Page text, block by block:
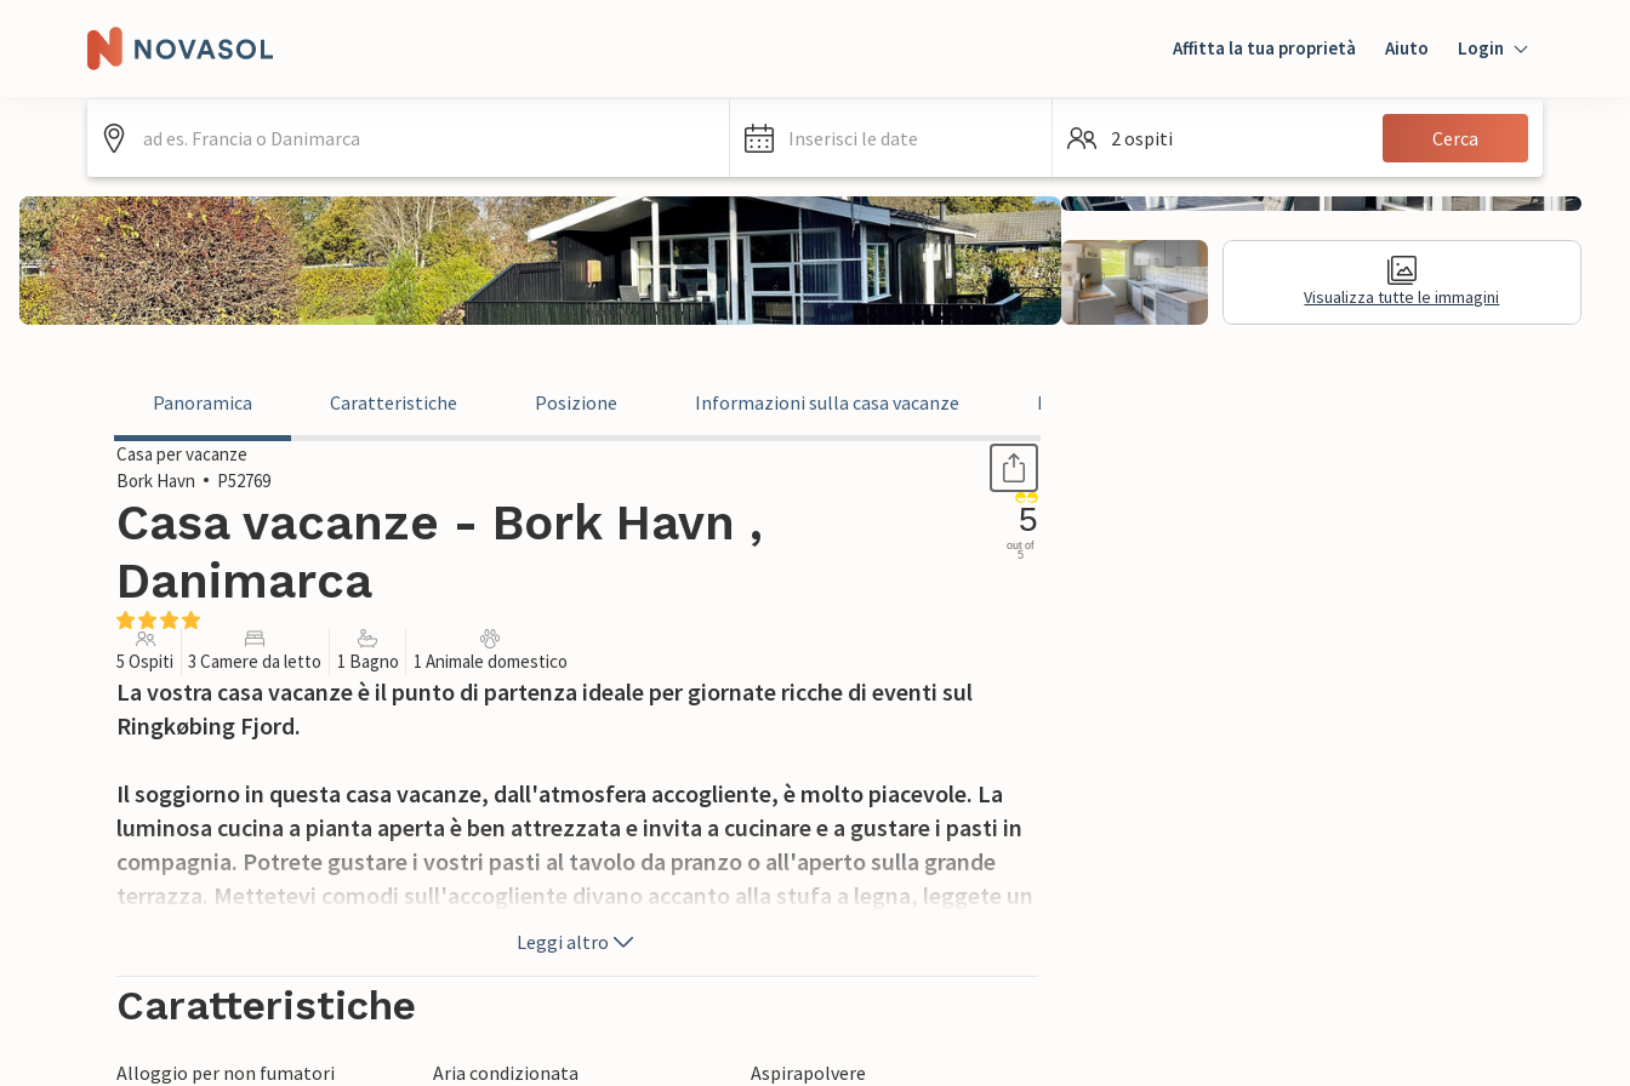
Affitta la tua proprietà Aiuto Login
Ospiti
Inserisci le date 2 ospiti Cerca
Visualizza tutte le immagini
Panoramica Caratteristiche Posizione Informazioni sulla casa vacanze Recensioni
Casa per vacanze
Bork Havn
P52769
Casa vacanze - Bork Havn ,
Danimarca
5
out of
5
5 Ospiti 3 Camere da letto 1 Bagno 1 Animale domestico
La vostra casa vacanze è il punto di partenza ideale per giornate ricche di eventi sul
Ringkøbing Fjord.
Il soggiorno in questa casa vacanze, dall'atmosfera accogliente, è molto piacevole. La
luminosa cucina a pianta aperta è ben attrezzata e invita a cucinare e a gustare i pasti in
compagnia. Potrete gustare i vostri pasti al tavolo da pranzo o all'aperto sulla grande
terrazza. Mettetevi comodi sull'accogliente divano accanto alla stufa a legna, leggete un
libro o godetevi la vista sul verde giardino. Dopo una giornata piena di attività, potrete
rilassarvi qui o concludere la serata con un film.
Preparate deliziosi pasti all'aria aperta e concludete la giornata con un buon pasto e una
Leggi altro
Caratteristiche
Alloggio per non fumatori Aria condizionata
Aspirapolvere